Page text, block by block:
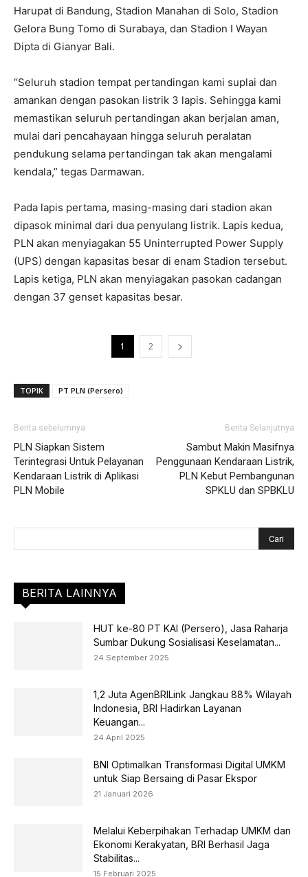
Harupat di Bandung, Stadion Manahan di Solo, Stadion
Gelora Bung Tomo di Surabaya, dan Stadion I Wayan
Dipta di Gianyar Bali.
“Seluruh stadion tempat pertandingan kami suplai dan
amankan dengan pasokan listrik 3 lapis. Sehingga kami
memastikan seluruh pertandingan akan berjalan aman,
mulai dari pencahayaan hingga seluruh peralatan
pendukung selama pertandingan tak akan mengalami
kendala,” tegas Darmawan.
Pada lapis pertama, masing-masing dari stadion akan
dipasok minimal dari dua penyulang listrik. Lapis kedua,
PLN akan menyiagakan 55 Uninterrupted Power Supply
(UPS) dengan kapasitas besar di enam Stadion tersebut.
Lapis ketiga, PLN akan menyiagakan pasokan cadangan
dengan 37 genset kapasitas besar.
1 2
TOPIK PT PLN (Persero)
Berita sebelumnya
PLN Siapkan Sistem
Terintegrasi Untuk Pelayanan
Kendaraan Listrik di Aplikasi
PLN Mobile
Berita Selanjutnya
Sambut Makin Masifnya
Penggunaan Kendaraan Listrik,
PLN Kebut Pembangunan
SPKLU dan SPBKLU
BERITA LAINNYA
HUT ke-80 PT KAI (Persero), Jasa Raharja
Sumbar Dukung Sosialisasi Keselamatan...
24 September 2025
1,2 Juta AgenBRILink Jangkau 88% Wilayah
Indonesia, BRI Hadirkan Layanan
Keuangan...
24 April 2025
BNI Optimalkan Transformasi Digital UMKM
untuk Siap Bersaing di Pasar Ekspor
21 Januari 2026
Melalui Keberpihakan Terhadap UMKM dan
Ekonomi Kerakyatan, BRI Berhasil Jaga
Stabilitas...
15 Februari 2025